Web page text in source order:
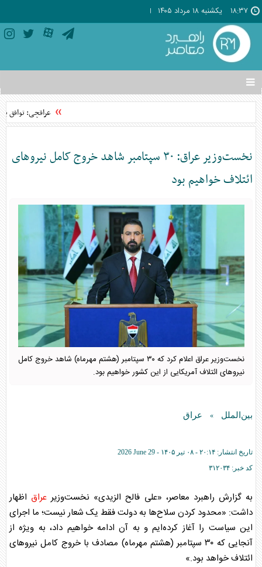
۱۸:۳۷ يکشنبه ۱۸ مرداد ۱۴۰۵
تغییر
وضعیت
منوی
ها
عراقچی: توافق با عمان نزدیک
نخست‌وزیر عراق: ۳۰ سپتامبر شاهد خروج کامل نیرو‌های
ائتلاف خواهیم بود
نخست‌وزیر عراق اعلام کرد که ۳۰ سپتامبر (هشتم مهرماه) شاهد خروج کامل
نیرو‌های ائتلاف آمریکایی از این کشور خواهیم بود.
بین‌الملل » عراق
تاریخ انتشار: ۲۰:۱۴ - ۰۸ تير ۱۴۰۵ -
2026 June 29
کد خبر: ۳۱۲۰۳۴
به گزارش راهبرد معاصر، «علی فالح الزیدی» نخست‌وزیر عراق اظهار
داشت: «محدود کردن سلاح‌ها به دولت فقط یک شعار نیست؛ ما اجرای
این سیاست را آغاز کرده‌ایم و به آن ادامه خواهیم داد، به ویژه از
آنجایی که ۳۰ سپتامبر (هشتم مهرماه) مصادف با خروج کامل نیرو‌های
ائتلاف خواهد بود.»